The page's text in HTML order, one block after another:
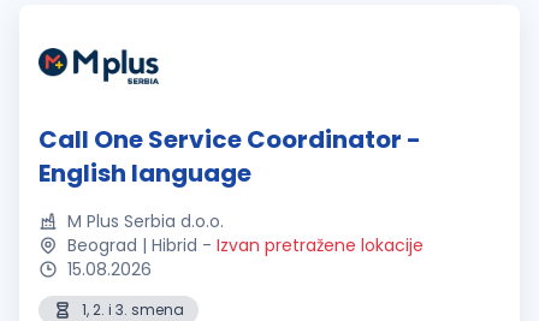
Call One Service Coordinator -
English language
M Plus Serbia d.o.o.
Beograd | Hibrid - Izvan pretražene lokacije
15.08.2026
1, 2. i 3. smena